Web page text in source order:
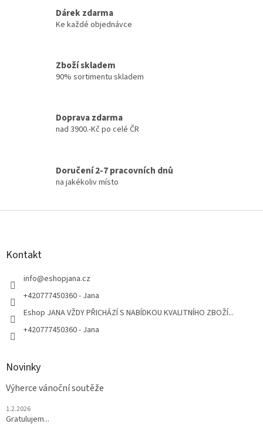
Dárek zdarma
Ke každé objednávce
Zboží skladem
90% sortimentu skladem
Doprava zdarma
nad 3900.-Kč po celé ČR
Doručení 2-7 pracovních dnů
na jakékoliv místo
Z
Kontakt
info@eshopjana.cz
+420777450360 - Jana
Eshop JANA VŽDY PŘICHÁZÍ S NABÍDKOU KVALITNÍHO ZBOŽÍ...
+420777450360 - Jana
Novinky
Výherce vánoční soutěže
1.2.2026
Gratulujem...